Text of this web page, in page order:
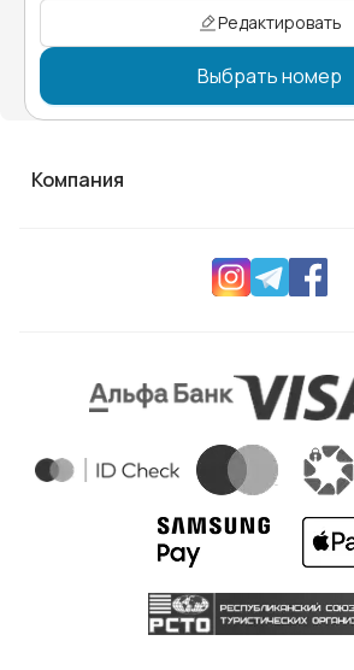
Редактировать
Выбрать номер
Компания